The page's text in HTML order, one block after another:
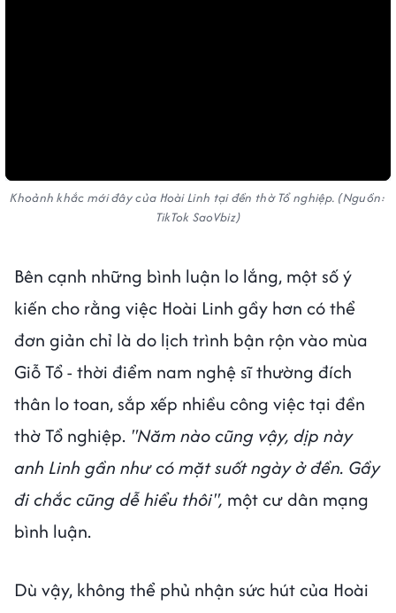
Khoảnh khắc mới đây của Hoài Linh tại đền thờ Tổ nghiệp. (Nguồn:
TikTok SaoVbiz)
Bên cạnh những bình luận lo lắng, một số ý
kiến cho rằng việc Hoài Linh gầy hơn có thể
đơn giản chỉ là do lịch trình bận rộn vào mùa
Giỗ Tổ - thời điểm nam nghệ sĩ thường đích
thân lo toan, sắp xếp nhiều công việc tại đền
thờ Tổ nghiệp. "Năm nào cũng vậy, dịp này
anh Linh gần như có mặt suốt ngày ở đền. Gầy
đi chắc cũng dễ hiểu thôi", một cư dân mạng
bình luận.
Dù vậy, không thể phủ nhận sức hút của Hoài